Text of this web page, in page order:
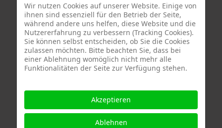
Eric Schaftlein.
aus den Niederlanden:
Dorrety Brookhuis,Natalia Dik,Elise
EekhoutundHenny Schaapman
aus Deutschland:
Salomé Herbst,Andrea Jungnitsch,
Lanzl,Heidrun MalComes,Christa Mayer-
Guntram Prochaska
Schaub,Vera Schaub,Birgit Schweimler &
Wir nutzen Cookies auf unserer Website. Einige von
ihnen sind essenziell für den Betrieb der Seite,
während andere uns helfen, diese Website und die
Nutzererfahrung zu verbessern (Tracking Cookies).
Sie können selbst entscheiden, ob Sie die Cookies
zulassen möchten. Bitte beachten Sie, dass bei
einer Ablehnung womöglich nicht mehr alle
Funktionalitäten der Seite zur Verfügung stehen.
Akzeptieren
Ablehnen